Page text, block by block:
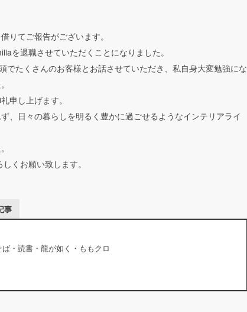
りてご報告がございます。
を退職させていただくことになりました。
でたくさんのお客様とお話させていただき、私自身大変勉強にな
申し上げます。
、日々の暮らしを明るく豊かに過ごせるようなインテリアライ
くお願い致します。
事
・読書・龍が如く・ももクロ